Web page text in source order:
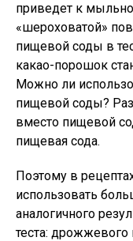
приведет к
«шероховатой»
пищевой соды в
какао-порошок
Можно ли
пищевой соды?
вместо пищевой
пищевая сода.
Поэтому в
использовать
аналогичного
теста: